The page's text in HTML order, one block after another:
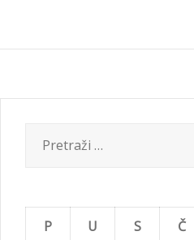
P U S Č